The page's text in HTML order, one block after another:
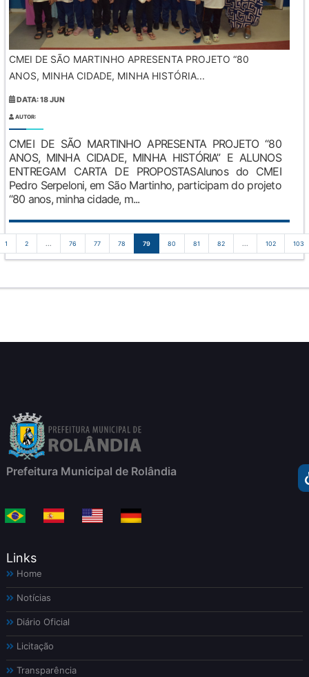
CMEI DE SÃO MARTINHO APRESENTA PROJETO “80
ANOS, MINHA CIDADE, MINHA HISTÓRIA...
DATA: 18 JUN
AUTOR:
CMEI DE SÃO MARTINHO APRESENTA PROJETO “80
ANOS, MINHA CIDADE, MINHA HISTÓRIA” E ALUNOS
ENTREGAM CARTA DE PROPOSTASAlunos do CMEI
Pedro Serpeloni, em São Martinho, participam do projeto
“80 anos, minha cidade, m...
1 2 ... 76 77 78 79 80 81 82 ... 102 103
Prefeitura Municipal de Rolândia
Links
Home
Notícias
Diário Oficial
Licitação
Transparência